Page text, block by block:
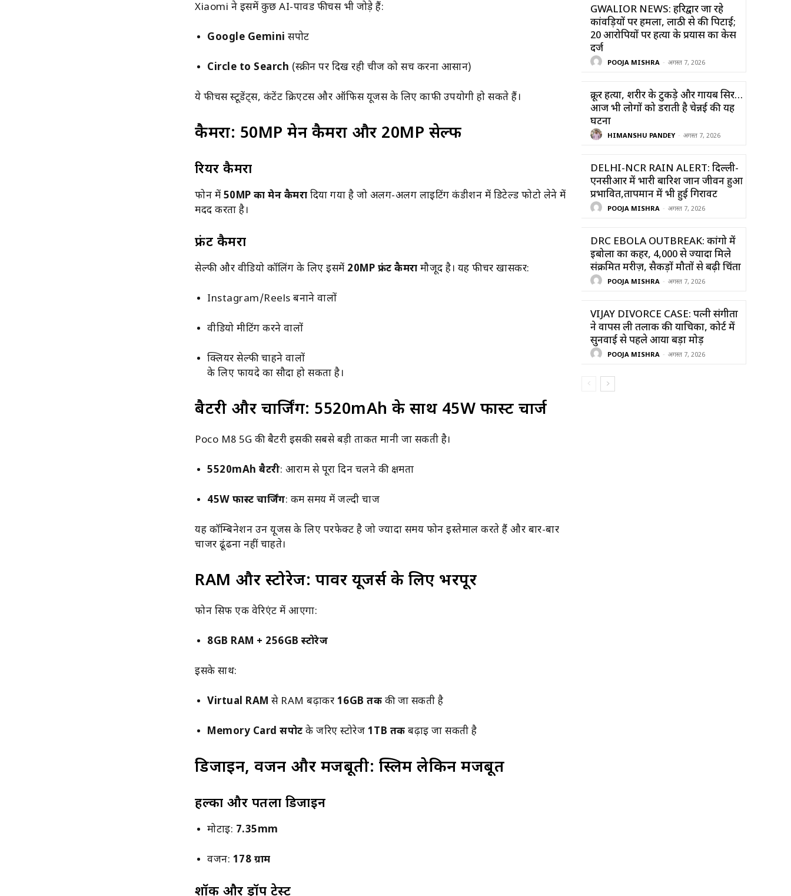
Xiaomi ने इसमें कुछ AI-पावर्ड फीचर्स भी जोड़े हैं:
Google Gemini सपोर्ट
Circle to Search (स्क्रीन पर दिख रही चीज को सर्च करना आसान)
ये फीचर्स स्टूडेंट्स, कंटेंट क्रिएटर्स और ऑफिस यूजर्स के लिए काफी उपयोगी हो सकते हैं।
कैमरा: 50MP मेन कैमरा और 20MP सेल्फी
रियर कैमरा
फोन में 50MP का मेन कैमरा दिया गया है जो अलग-अलग लाइटिंग कंडीशन में डिटेल्ड फोटो लेने में
मदद करता है।
फ्रंट कैमरा
सेल्फी और वीडियो कॉलिंग के लिए इसमें 20MP फ्रंट कैमरा मौजूद है। यह फीचर खासकर:
Instagram/Reels बनाने वालों
वीडियो मीटिंग करने वालों
क्लियर सेल्फी चाहने वालों
के लिए फायदे का सौदा हो सकता है।
बैटरी और चार्जिंग: 5520mAh के साथ 45W फास्ट चार्ज
Poco M8 5G की बैटरी इसकी सबसे बड़ी ताकत मानी जा सकती है।
5520mAh बैटरी: आराम से पूरा दिन चलने की क्षमता
45W फास्ट चार्जिंग: कम समय में जल्दी चार्ज
यह कॉम्बिनेशन उन यूजर्स के लिए परफेक्ट है जो ज्यादा समय फोन इस्तेमाल करते हैं और बार-बार
चार्जर ढूंढना नहीं चाहते।
RAM और स्टोरेज: पावर यूजर्स के लिए भरपूर
फोन सिर्फ एक वेरिएंट में आएगा:
8GB RAM + 256GB स्टोरेज
इसके साथ:
Virtual RAM से RAM बढ़ाकर 16GB तक की जा सकती है
Memory Card सपोर्ट के जरिए स्टोरेज 1TB तक बढ़ाई जा सकती है
डिजाइन, वजन और मजबूती: स्लिम लेकिन मजबूत
हल्का और पतला डिजाइन
मोटाई: 7.35mm
वजन: 178 ग्राम
शॉक और ड्रॉप टेस्ट
GWALIOR NEWS: हरिद्वार जा रहे
कांवड़ियों पर हमला, लाठी से की पिटाई;
20 आरोपियों पर हत्या के प्रयास का केस
दर्ज
POOJA MISHRA - अगस्त 7, 2026
क्रूर हत्या, शरीर के टुकड़े और गायब सिर…
आज भी लोगों को डराती है चेन्नई की यह
घटना
HIMANSHU PANDEY - अगस्त 7, 2026
DELHI-NCR RAIN ALERT: दिल्ली-
एनसीआर में भारी बारिश जान जीवन हुआ
प्रभावित,तापमान में भी हुई गिरावट
POOJA MISHRA - अगस्त 7, 2026
DRC EBOLA OUTBREAK: कांगो में
इबोला का कहर, 4,000 से ज्यादा मिले
संक्रमित मरीज़, सैकड़ों मौतों से बढ़ी चिंता
POOJA MISHRA - अगस्त 7, 2026
VIJAY DIVORCE CASE: पत्नी संगीता
ने वापस ली तलाक की याचिका, कोर्ट में
सुनवाई से पहले आया बड़ा मोड़
POOJA MISHRA - अगस्त 7, 2026